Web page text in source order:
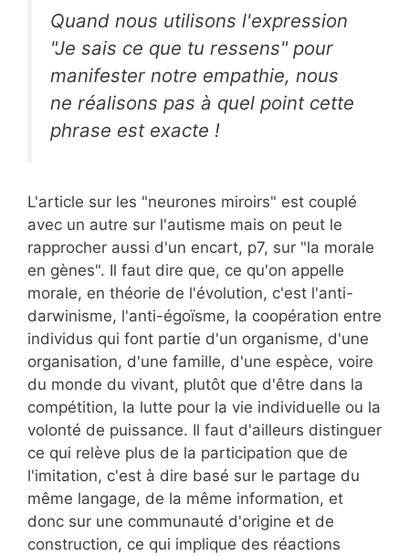
Quand nous utilisons l'expression
"Je sais ce que tu ressens" pour
manifester notre empathie, nous
ne réalisons pas à quel point cette
phrase est exacte !
L'article sur les "neurones miroirs" est couplé
avec un autre sur l'autisme mais on peut le
rapprocher aussi d'un encart, p7, sur "la morale
en gènes". Il faut dire que, ce qu'on appelle
morale, en théorie de l'évolution, c'est l'anti-
darwinisme, l'anti-égoïsme, la coopération entre
individus qui font partie d'un organisme, d'une
organisation, d'une famille, d'une espèce, voire
du monde du vivant, plutôt que d'être dans la
compétition, la lutte pour la vie individuelle ou la
volonté de puissance. Il faut d'ailleurs distinguer
ce qui relève plus de la participation que de
l'imitation, c'est à dire basé sur le partage du
même langage, de la même information, et
donc sur une communauté d'origine et de
construction, ce qui implique des réactions